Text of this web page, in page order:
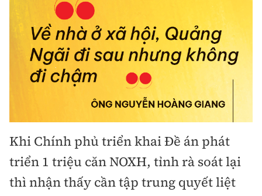
Khi Chính phủ triển khai Đề án phát
triển 1 triệu căn NOXH, tỉnh rà soát lại
thì nhận thấy cần tập trung quyết liệt